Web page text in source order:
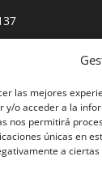
las mejores
y/o acceder a la
nos permitirá
únicas en
a